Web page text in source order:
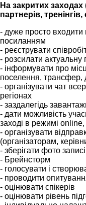
На закритих
партнерів,
- дуже просто входити
посиланням
- реєструвати
- розсилати актуальну
- інформувати про
поселення, трансфер,
- організувати чат
регіонах
- заздалегідь
- дати можливість
заході в режимі online,
- організувати
(організаторам,
- зберігати фото
- Брейнсторм
- голосувати і
- проводити
- оцінювати спікерів
- оцінювати рівень